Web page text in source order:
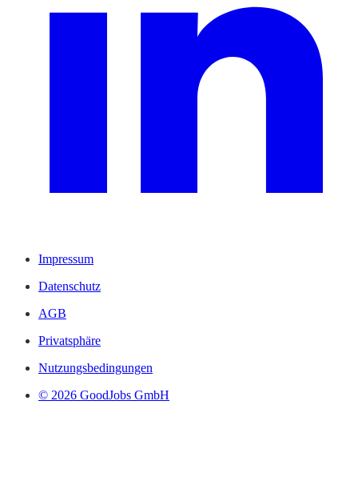
Impressum
Datenschutz
AGB
Privatsphäre
Nutzungsbedingungen
© 2026 GoodJobs GmbH